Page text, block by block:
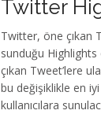
Twitter
Twitter, öne çıkan
sunduğu Highlights
çıkan Tweet’lere
bu değişiklikle en
kullanıcılara